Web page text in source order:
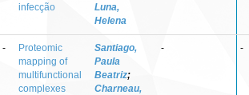
infecção
Luna,
Helena
-
Proteomic
mapping of
multifunctional
complexes
Santiago,
Paula
Beatriz;
Charneau,
- -